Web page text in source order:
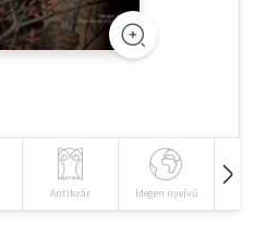
Antikvár Idegen nyelvű